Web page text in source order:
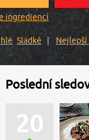
ingrediencí
Sladké
Poslední
20